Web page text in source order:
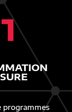
programmes